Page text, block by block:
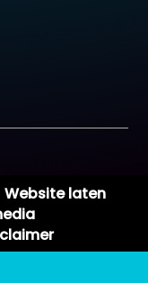
Website laten